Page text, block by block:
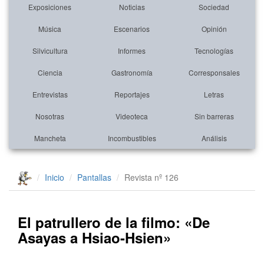
Exposiciones Noticias Sociedad
Música Escenarios Opinión
Silvicultura Informes Tecnologías
Ciencia Gastronomía Corresponsales
Entrevistas Reportajes Letras
Nosotras Videoteca Sin barreras
Mancheta Incombustibles Análisis
Inicio Pantallas Revista nº 126
El patrullero de la filmo: «De
Asayas a Hsiao-Hsien»